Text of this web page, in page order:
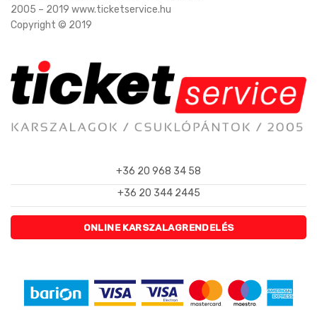
2005 – 2019 www.ticketservice.hu
Copyright © 2019
+36 20 968 34 58
+36 20 344 2445
ONLINE KARSZALAGRENDELÉS